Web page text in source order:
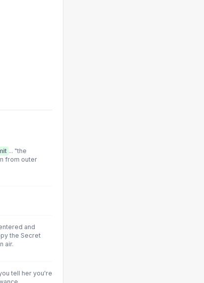
... "the
from outer
and
the Secret
air.
tell her you're